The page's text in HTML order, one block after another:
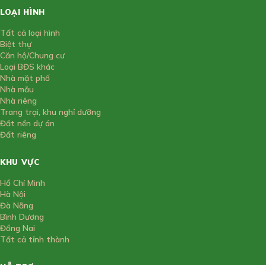
LOẠI HÌNH
Tất cả loại hình
Biệt thự
Căn hộ/Chung cư
Loại BĐS khác
Nhà mặt phố
Nhà mẫu
Nhà riêng
Trang trại, khu nghỉ dưỡng
Đất nền dự án
Đất riêng
KHU VỰC
Hồ Chí Minh
Hà Nội
Đà Nẵng
Bình Dương
Đồng Nai
Tất cả tỉnh thành